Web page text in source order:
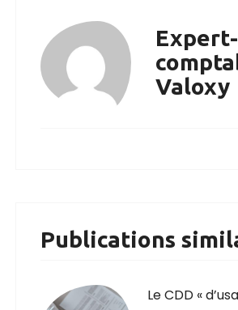
Expert-
Valoxy
Publications
Le CDD «